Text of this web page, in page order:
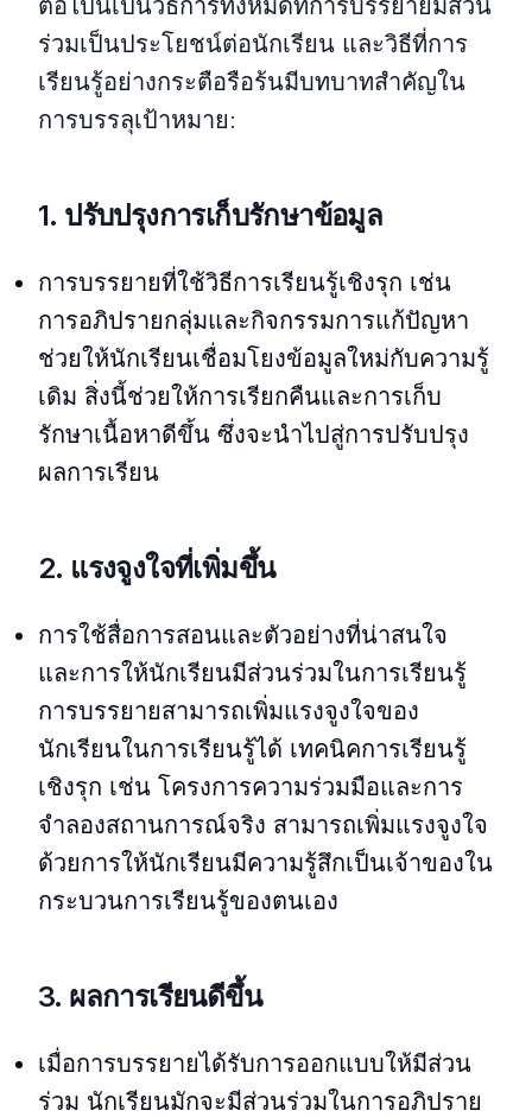
ร่วมเป็นประโยชน์ต่อนักเรียน และวิธีที่การ
เรียนรู้อย่างกระตือรือร้นมีบทบาทสำคัญใน
การบรรลุเป้าหมาย:
1. ปรับปรุงการเก็บรักษาข้อมูล
การบรรยายที่ใช้วิธีการเรียนรู้เชิงรุก เช่น
การอภิปรายกลุ่มและกิจกรรมการแก้ปัญหา
ช่วยให้นักเรียนเชื่อมโยงข้อมูลใหม่กับความรู้
เดิม สิ่งนี้ช่วยให้การเรียกคืนและการเก็บ
รักษาเนื้อหาดีขึ้น ซึ่งจะนำไปสู่การปรับปรุง
ผลการเรียน
2. แรงจูงใจที่เพิ่มขึ้น
การใช้สื่อการสอนและตัวอย่างที่น่าสนใจ
และการให้นักเรียนมีส่วนร่วมในการเรียนรู้
การบรรยายสามารถเพิ่มแรงจูงใจของ
นักเรียนในการเรียนรู้ได้ เทคนิคการเรียนรู้
เชิงรุก เช่น โครงการความร่วมมือและการ
จำลองสถานการณ์จริง สามารถเพิ่มแรงจูงใจ
ด้วยการให้นักเรียนมีความรู้สึกเป็นเจ้าของใน
กระบวนการเรียนรู้ของตนเอง
3. ผลการเรียนดีขึ้น
เมื่อการบรรยายได้รับการออกแบบให้มีส่วน
ร่วม นักเรียนมักจะมีส่วนร่วมในการอภิปราย